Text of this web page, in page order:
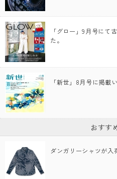
「グロー」9月号にて
た。
「新世」8月号に掲載
おすす
ダンガリーシャツが入